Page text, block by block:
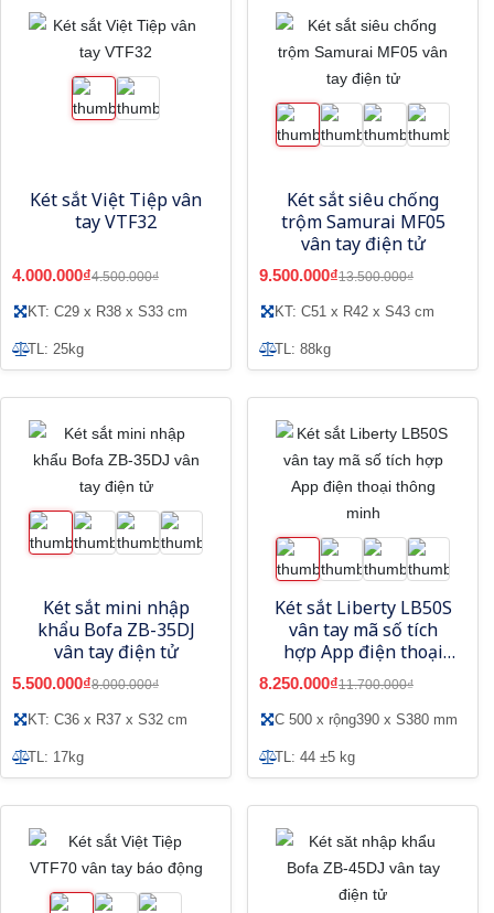
Két sắt Việt Tiệp vân
tay VTF32
4.000.000₫4.500.000₫
KT: C29 x R38 x S33 cm
TL: 25kg
Két sắt siêu chống
trộm Samurai MF05
vân tay điện tử
9.500.000₫13.500.000₫
KT: C51 x R42 x S43 cm
TL: 88kg
Két sắt mini nhập
khẩu Bofa ZB-35DJ
vân tay điện tử
5.500.000₫8.000.000₫
KT: C36 x R37 x S32 cm
TL: 17kg
Két sắt Liberty LB50S
vân tay mã số tích
hợp App điện thoại
thông minh
8.250.000₫11.700.000₫
C 500 x rộng390 x S380 mm
TL: 44 ±5 kg